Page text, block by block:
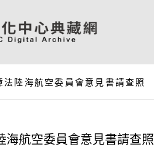
陸海航空委員會意見書請查照
航空委員會意見書請查照